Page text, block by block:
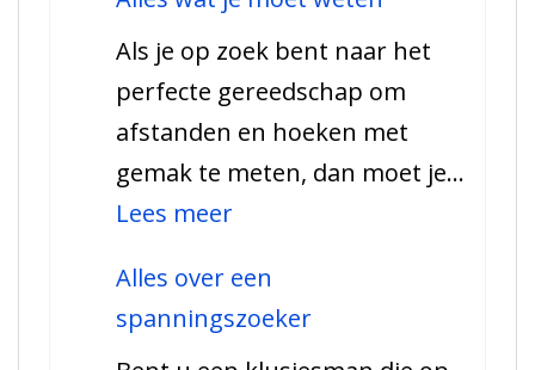
Als je op zoek bent naar het
perfecte gereedschap om
afstanden en hoeken met
gemak te meten, dan moet je…
Lees meer:
is
een
Alles over een
spanningszoeker